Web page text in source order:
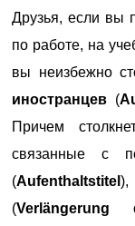
Друзья, если вы
по работе, на
вы неизбежно
иностранцев (
Причем
связанные с
(Aufenthaltstitel),
(Verlängerung